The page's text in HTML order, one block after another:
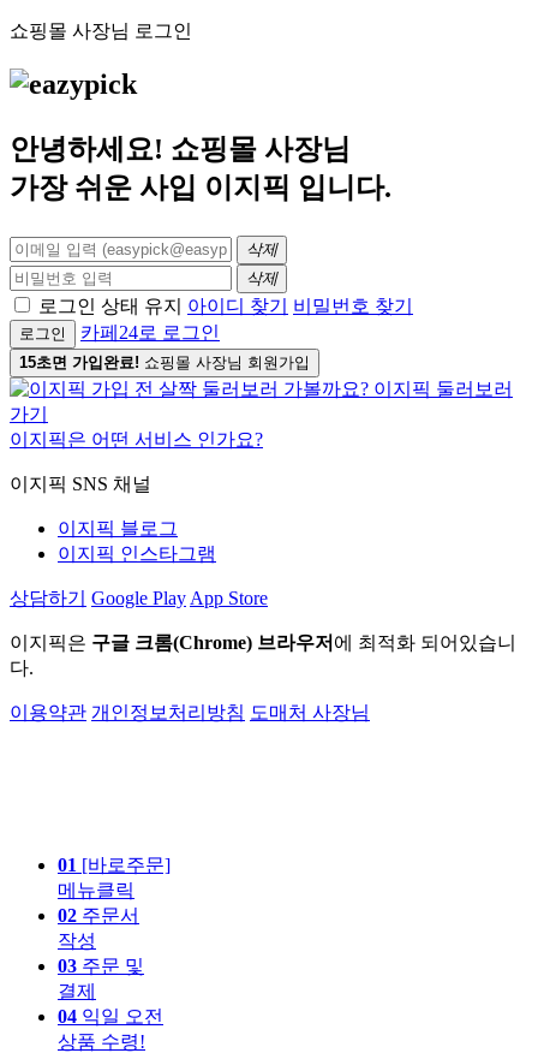
쇼핑몰 사장님 로그인
안녕하세요! 쇼핑몰 사장님
가장 쉬운 사입 이지픽 입니다.
삭제
삭제
로그인 상태 유지 아이디 찾기 비밀번호 찾기
로그인 카페24로 로그인
15초면 가입완료! 쇼핑몰 사장님 회원가입
이지픽은 어떤 서비스 인가요?
이지픽 SNS 채널
이지픽 블로그
이지픽 인스타그램
상담하기 Google Play App Store
이지픽은 구글 크롬(Chrome) 브라우저 에 최적화 되어있습니
다.
이용약관 개인정보처리방침 도매처 사장님
01 [바로주문]
메뉴클릭
02 주문서
작성
03 주문 및
결제
04 익일 오전
상품 수령!